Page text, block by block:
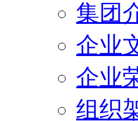
集团
企业
企业
组织